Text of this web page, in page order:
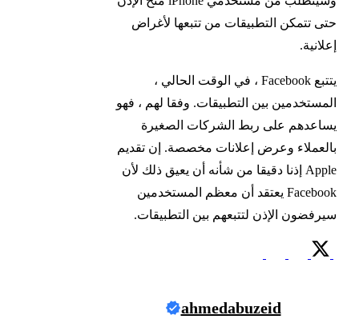
حتى تتمكن التطبيقات من تتبعها لأغراض
إعلانية.
يتتبع Facebook ، في الوقت الحالي ،
المستخدمين بين التطبيقات. وفقا لهم ، فهو
يساعدهم على ربط الشركات الصغيرة
بالعملاء وعرض إعلانات مخصصة. إن تقديم
Apple إذنا دقيقا من شأنه أن يعيق ذلك لأن
Facebook يعتقد أن معظم المستخدمين
سيرفضون الإذن لتتبعهم بين التطبيقات.
ahmedabuzeid